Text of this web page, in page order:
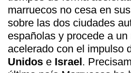
marruecos no cesa en
sobre las dos ciudades
españolas y procede a un
acelerado con el impulso
Unidos e Israel.